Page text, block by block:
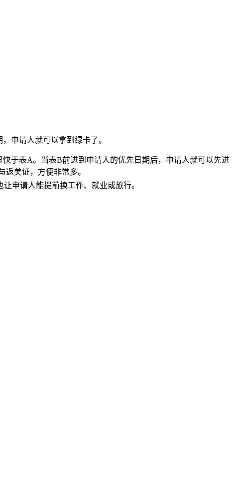
申请人就可以拿到绿卡了。
于表A。当表B前进到申请人的优先日期后，申请人就可以先进
美证，方便非常多。
申请人能提前换工作、就业或旅行。